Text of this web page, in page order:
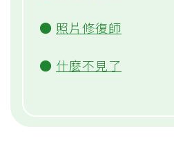
● 照片修復師
● 什麼不見了